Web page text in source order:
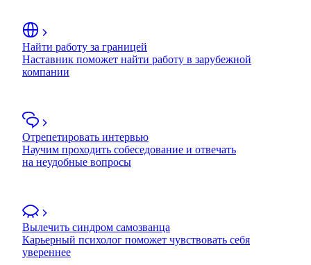
Найти работу за границей
Наставник поможет найти работу в зарубежной
компании
Отрепетировать интервью
Научим проходить собеседование и отвечать
на неудобные вопросы
Вылечить синдром самозванца
Карьерный психолог поможет чувствовать себя
увереннее